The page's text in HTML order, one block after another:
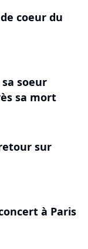
coeur du
soeur
sa mort
sur
à Paris